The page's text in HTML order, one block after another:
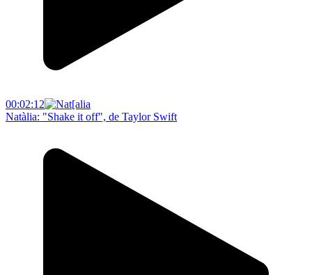
00:02:12
Natàlia: "Shake it off", de Taylor Swift